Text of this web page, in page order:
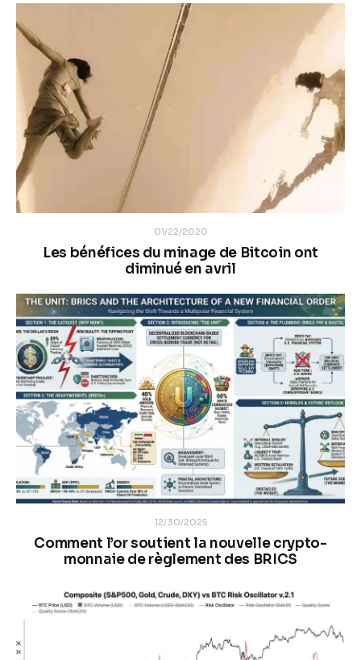
01/22/2020
Les bénéfices du minage de Bitcoin ont
diminué en avril
12/30/2025
Comment l’or soutient la nouvelle crypto-
monnaie de règlement des BRICS